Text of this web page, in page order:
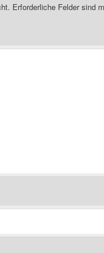
Erforderliche Felder sind